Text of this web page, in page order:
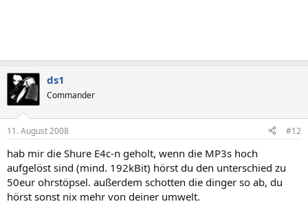
ds1
Commander
11. August 2008 #12
hab mir die Shure E4c-n geholt, wenn die MP3s hoch
aufgelöst sind (mind. 192kBit) hörst du den unterschied zu
50eur ohrstöpsel. außerdem schotten die dinger so ab, du
hörst sonst nix mehr von deiner umwelt.